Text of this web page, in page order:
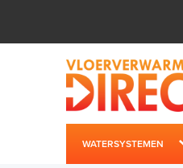
WATERSYSTEMEN